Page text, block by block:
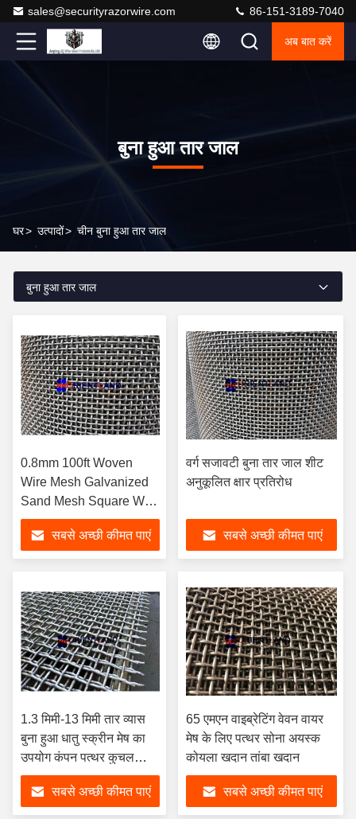
sales@securityrazorwire.com 86-151-3189-7040
अब बात करें
बुना हुआ तार जाल
घर> उत्पादों> चीन बुना हुआ तार जाल
बुना हुआ तार जाल
0.8mm 100ft Woven
Wire Mesh Galvanized
Sand Mesh Square Wire
Mesh.8mm 100ft Woven
Wire Mesh Galvanized
Sand Mesh Square Wire
सबसे अच्छी कीमत पाएं
वर्ग सजावटी बुना तार जाल शीट
अनुकूलित क्षार प्रतिरोध
सबसे अच्छी कीमत पाएं
1.3 मिमी-13 मिमी तार व्यास
बुना हुआ धातु स्क्रीन मेष का
उपयोग कंपन पत्थर कुचल
मशीनों में किया जाता है
सबसे अच्छी कीमत पाएं
65 एमएन वाइब्रेटिंग वेवन वायर
मेष के लिए पत्थर सोना अयस्क
कोयला खदान तांबा खदान
सबसे अच्छी कीमत पाएं